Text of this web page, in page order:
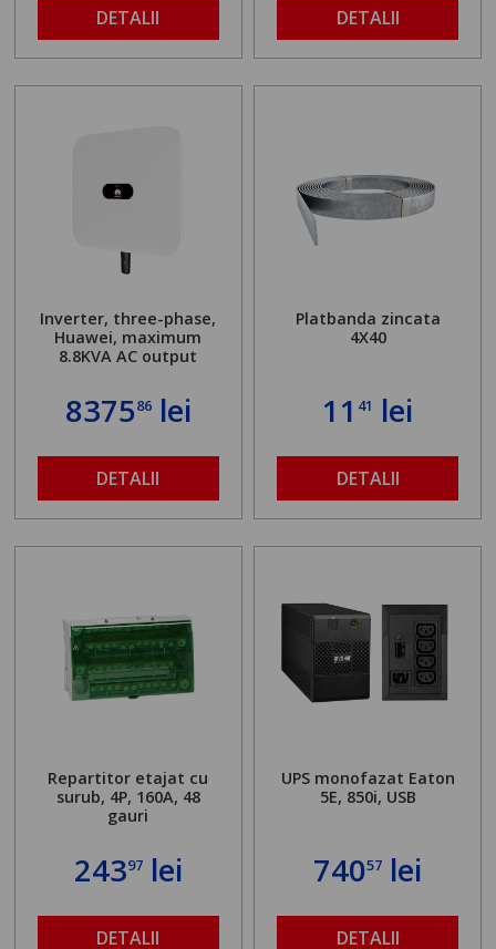
DETALII DETALII
Inverter, three-phase,
Huawei, maximum
8.8KVA AC output
837586lei
DETALII
Platbanda zincata
4X40
11 41 lei
DETALII
Repartitor etajat cu
surub, 4P, 160A, 48
gauri
24397lei
DETALII
UPS monofazat Eaton
5E, 850i, USB
74057 lei
DETALII